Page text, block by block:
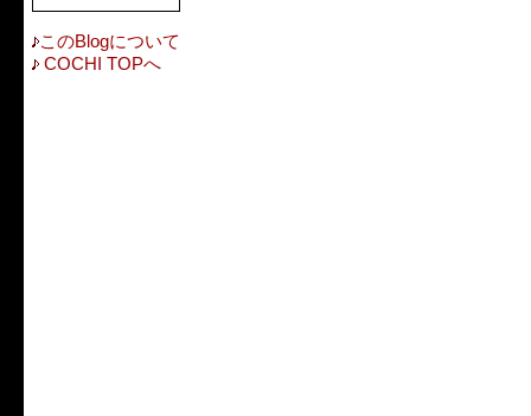
このBlogについて
COCHI TOPへ